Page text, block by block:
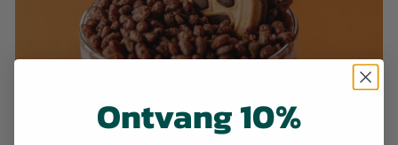
Ontvang 10%